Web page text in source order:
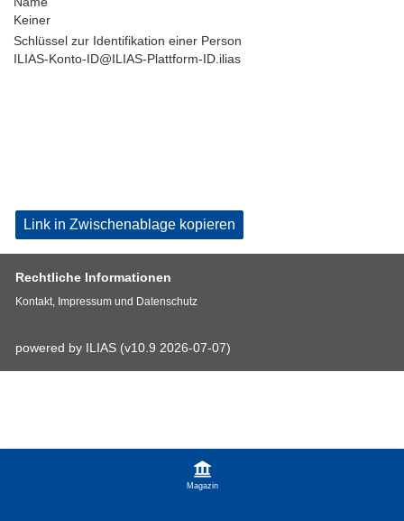
Magazin
Keiner
Schlüssel zur Identifikation einer Person
ILIAS-Konto-ID@ILIAS-Plattform-ID.ilias
Link in Zwischenablage kopieren
Rechtliche Informationen
Kontakt, Impressum und Datenschutz
powered by ILIAS (v10.9 2026-07-07)